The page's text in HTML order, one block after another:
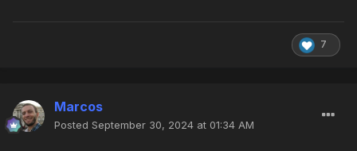
7
Marcos
Posted September 30, 2024 at 01:34 AM